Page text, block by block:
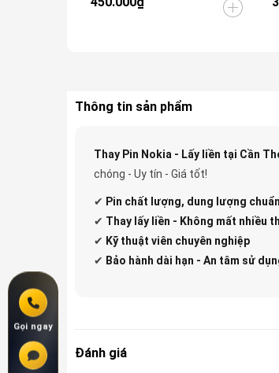
Thông tin sản phẩm
Thay Pin Nokia - Lấy liền tại Cần
chóng - Uy tín - Giá tốt!
✔ Pin chất lượng, dung lượng chuẩn
✔ Thay lấy liền - Không mất nhiều
✔ Kỹ thuật viên chuyên nghiệp
✔ Bảo hành dài hạn - An tâm sử
Đánh giá
Gọi ngay